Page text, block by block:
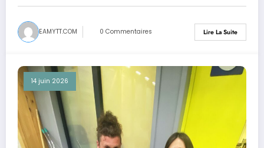
EAMYTT.COM 0 Commentaires Lire La Suite
14 juin 2026